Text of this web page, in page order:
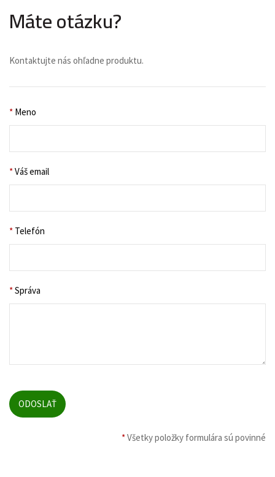
Máte otázku?
Kontaktujte nás ohľadne produktu.
* Meno
*Váš email
* Telefón
*Správa
*Všetky položky formulára sú povinné